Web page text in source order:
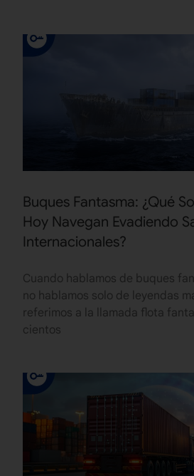
Buques Fantasma: ¿Qué
Hoy Navegan Evadiendo
Internacionales?
Cuando hablamos de buques
no hablamos solo de leyendas
referimos a la llamada flota
cientos